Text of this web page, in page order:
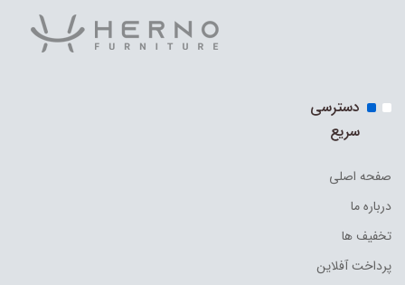
دسترسی
سریع
صفحه اصلی
درباره ما
تخفیف ها
پرداخت آفلاین